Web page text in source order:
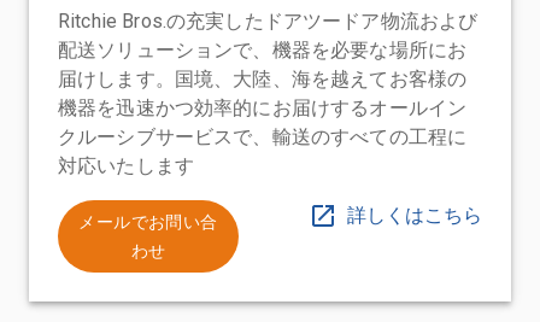
Ritchie Bros.の充実したドアツードア物流および
配送ソリューションで、機器を必要な場所にお
届けします。国境、大陸、海を越えてお客様の
機器を迅速かつ効率的にお届けするオールイン
クルーシブサービスで、輸送のすべての工程に
対応いたします
メールでお問い合
わせ
詳しくはこちら